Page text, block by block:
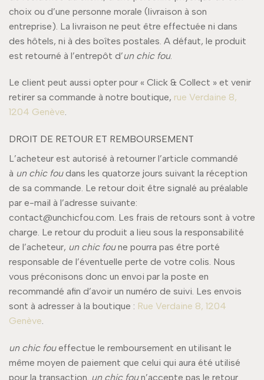
choix ou d’une personne morale (livraison à son
entreprise). La livraison ne peut être effectuée ni dans
des hôtels, ni à des boîtes postales. A défaut, le produit
est retourné à l’entrepôt d’un chic fou.
Le client peut aussi opter pour « Click & Collect » et venir
retirer sa commande à notre boutique, rue Verdaine 8,
1204 Genève.
DROIT DE RETOUR ET REMBOURSEMENT
L’acheteur est autorisé à retourner l’article commandé
à un chic foudans les quatorze jours suivant la réception
de sa commande. Le retour doit être signalé au préalable
par e-mail à l’adresse suivante:
contact@unchicfou.com. Les frais de retours sont à votre
charge. Le retour du produit a lieu sous la responsabilité
de l’acheteur, un chic foune pourra pas être porté
responsable de l’éventuelle perte de votre colis. Nous
vous préconisons donc un envoi par la poste en
recommandé afin d’avoir un numéro de suivi. Les envois
sont à adresser à la boutique : Rue Verdaine 8, 1204
Genève.
un chic foueffectue le remboursement en utilisant le
même moyen de paiement que celui qui aura été utilisé
pour la transaction. un chic foun’accepte pas le retour